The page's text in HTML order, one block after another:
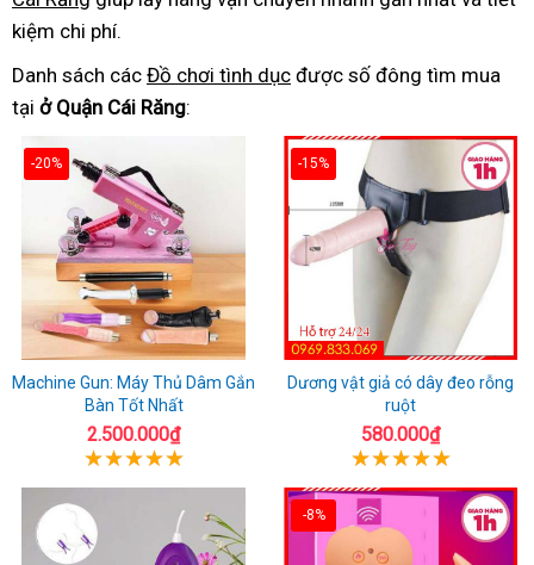
kiệm chi phí.
Danh sách các Đồ chơi tình dục được số đông tìm mua
tại ở Quận Cái Răng:
-20%
Machine Gun: Máy Thủ Dâm Gắn
Bàn Tốt Nhất
2.500.000₫
-15%
Dương vật giả có dây đeo rỗng
ruột
580.000₫
-8%